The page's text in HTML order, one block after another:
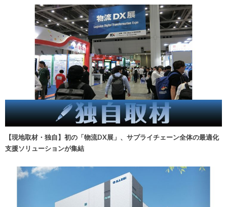
【現地取材・独自】初の「物流DX展」、サプライチェーン全体の最適化
支援ソリューションが集結